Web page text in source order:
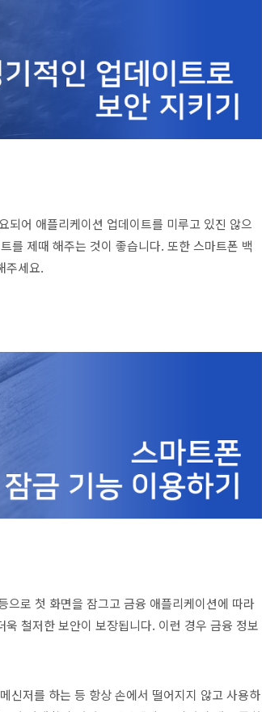
되어 애플리케이션 업데이트를 미루고 있진 않으
를 제때 해주는 것이 좋습니다. 또한 스마트폰 백
주세요.
으로 첫 화면을 잠그고 금융 애플리케이션에 따라
철저한 보안이 보장됩니다. 이런 경우 금융 정보
신저를 하는 등 항상 손에서 떨어지지 않고 사용하